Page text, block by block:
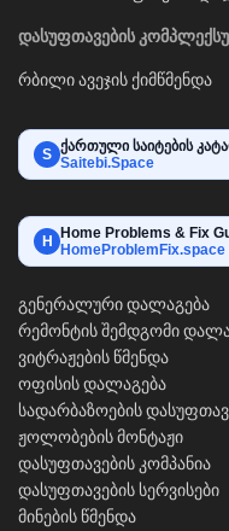
დასუფთავების
რბილი ავეჯის ქიმწმენდა
S ქართული საიტების
Saitebi.Space
H Home Problems & Fix
HomeProblemFix.space
გენერალური დალაგება
რემონტის შემდგომი
ვიტრაჟების წმენდა
ოფისის დალაგება
სადარბაზოების
ჟოლობების მონტაჟი
დასუფთავების კომპანია
დასუფთავების სერვისები
მინების წმენდა